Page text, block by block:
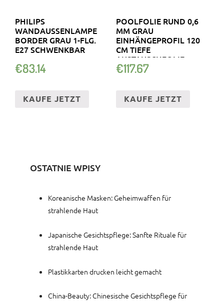
PHILIPS
WANDAUSSENLAMPE B
ORDER GRAU 1-FLG. E
27 SCHWENKBAR
€83.14
KAUFE JETZT
POOLFOLIE RUND 0,6
MM GRAU
EINHÄNGEPROFIL 120
CM TIEFE
AUSTAUSCHFOLIE
INNENHÜLLE
€117.67
KAUFE JETZT
OSTATNIE WPISY
Koreanische Masken: Geheimwaffen für
strahlende Haut
Japanische Gesichtspflege: Sanfte Rituale für
strahlende Haut
Plastikkarten drucken leicht gemacht
China-Beauty: Chinesische Gesichtspflege für